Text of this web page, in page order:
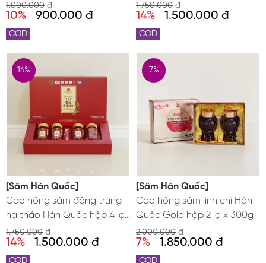
x 250g
1.000.000 đ
10% 900.000 đ
COD
x 250g
1.750.000 đ
14% 1.500.000 đ
COD
[Sâm Hàn Quốc]
Cao hồng sâm đông trùng
hạ thảo Hàn Quốc hộp 4 lọ
x 250g
1.750.000 đ
14% 1.500.000 đ
14%
COD
[Sâm Hàn Quốc]
Cao hồng sâm linh chi Hàn
Quốc Gold hộp 2 lọ x 300g
2.000.000 đ
7% 1.850.000 đ
7%
COD